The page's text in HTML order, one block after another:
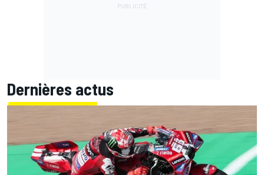
Dernières actus